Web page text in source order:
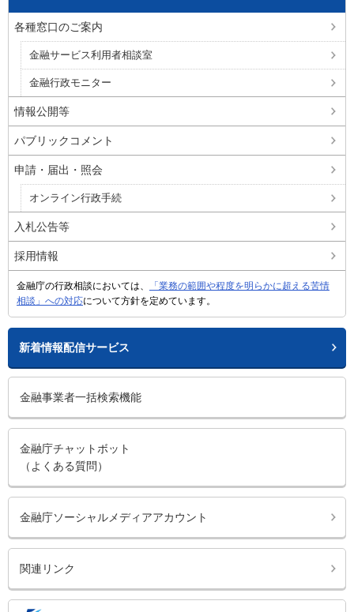
各種窓口のご案内
金融サービス利用者相談室
金融行政モニター
情報公開等
パブリックコメント
申請・届出・照会
オンライン行政手続
入札公告等
採用情報
金融庁の行政相談においては、
「業務の範囲や程度を明らかに超える苦情
相談」への対応について方針を定めています。
新着情報配信サービス
金融事業者一括検索機能
金融庁チャットボット
（よくある質問）
金融庁ソーシャルメディアアカウント
関連リンク